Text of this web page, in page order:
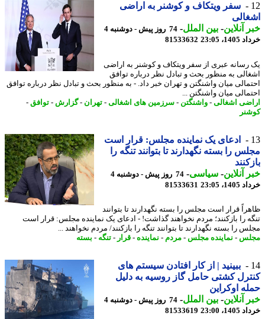
سفر ویتکاف و کوشنر به اراضی
آنلاین-بین الملل-
74 روز پیش - دوشنبه 4
23:05
81533632
عبری از سفر ویتکاف و کوشنر به اراضی
به منظور بحث و تبادل نظر درباره توافق
میان واشنگتن و تهران خبر داد. - به منظور بحث و تبادل نظر درباره توافق
میان واشنگتن ...
اشغالی-واشنگتن-سرزمین های اشغالی-تهران- گزارش -توافق-
ادعای یک نماینده مجلس: قرار است
را بسته نگهدارند تا بتوانند تنگه را
آنلاین-سیاسی-
74 روز پیش - دوشنبه 4
23:05
81533631
قرار است مجلس را بسته نگهدارند تا بتوانند
را بازکنند؛ مردم نخواهند گذاشت! - ادعای یک نماینده مجلس: قرار است
را بسته نگهدارند تا بتوانند تنگه را بازکنند/ مردم نخواهند ...
-نماینده مجلس-مردم- نماینده-قرار - تنگه -بسته
ببینید | از کار افتادن سیستم های
کشتی حامل گاز روسیه به دلیل
اوکراین
آنلاین-بین الملل-
74 روز پیش - دوشنبه 4
23:00
81533619